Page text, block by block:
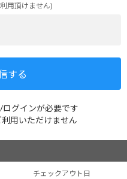
用頂けません)
グインが必要です
用いただけません
チェックアウト日